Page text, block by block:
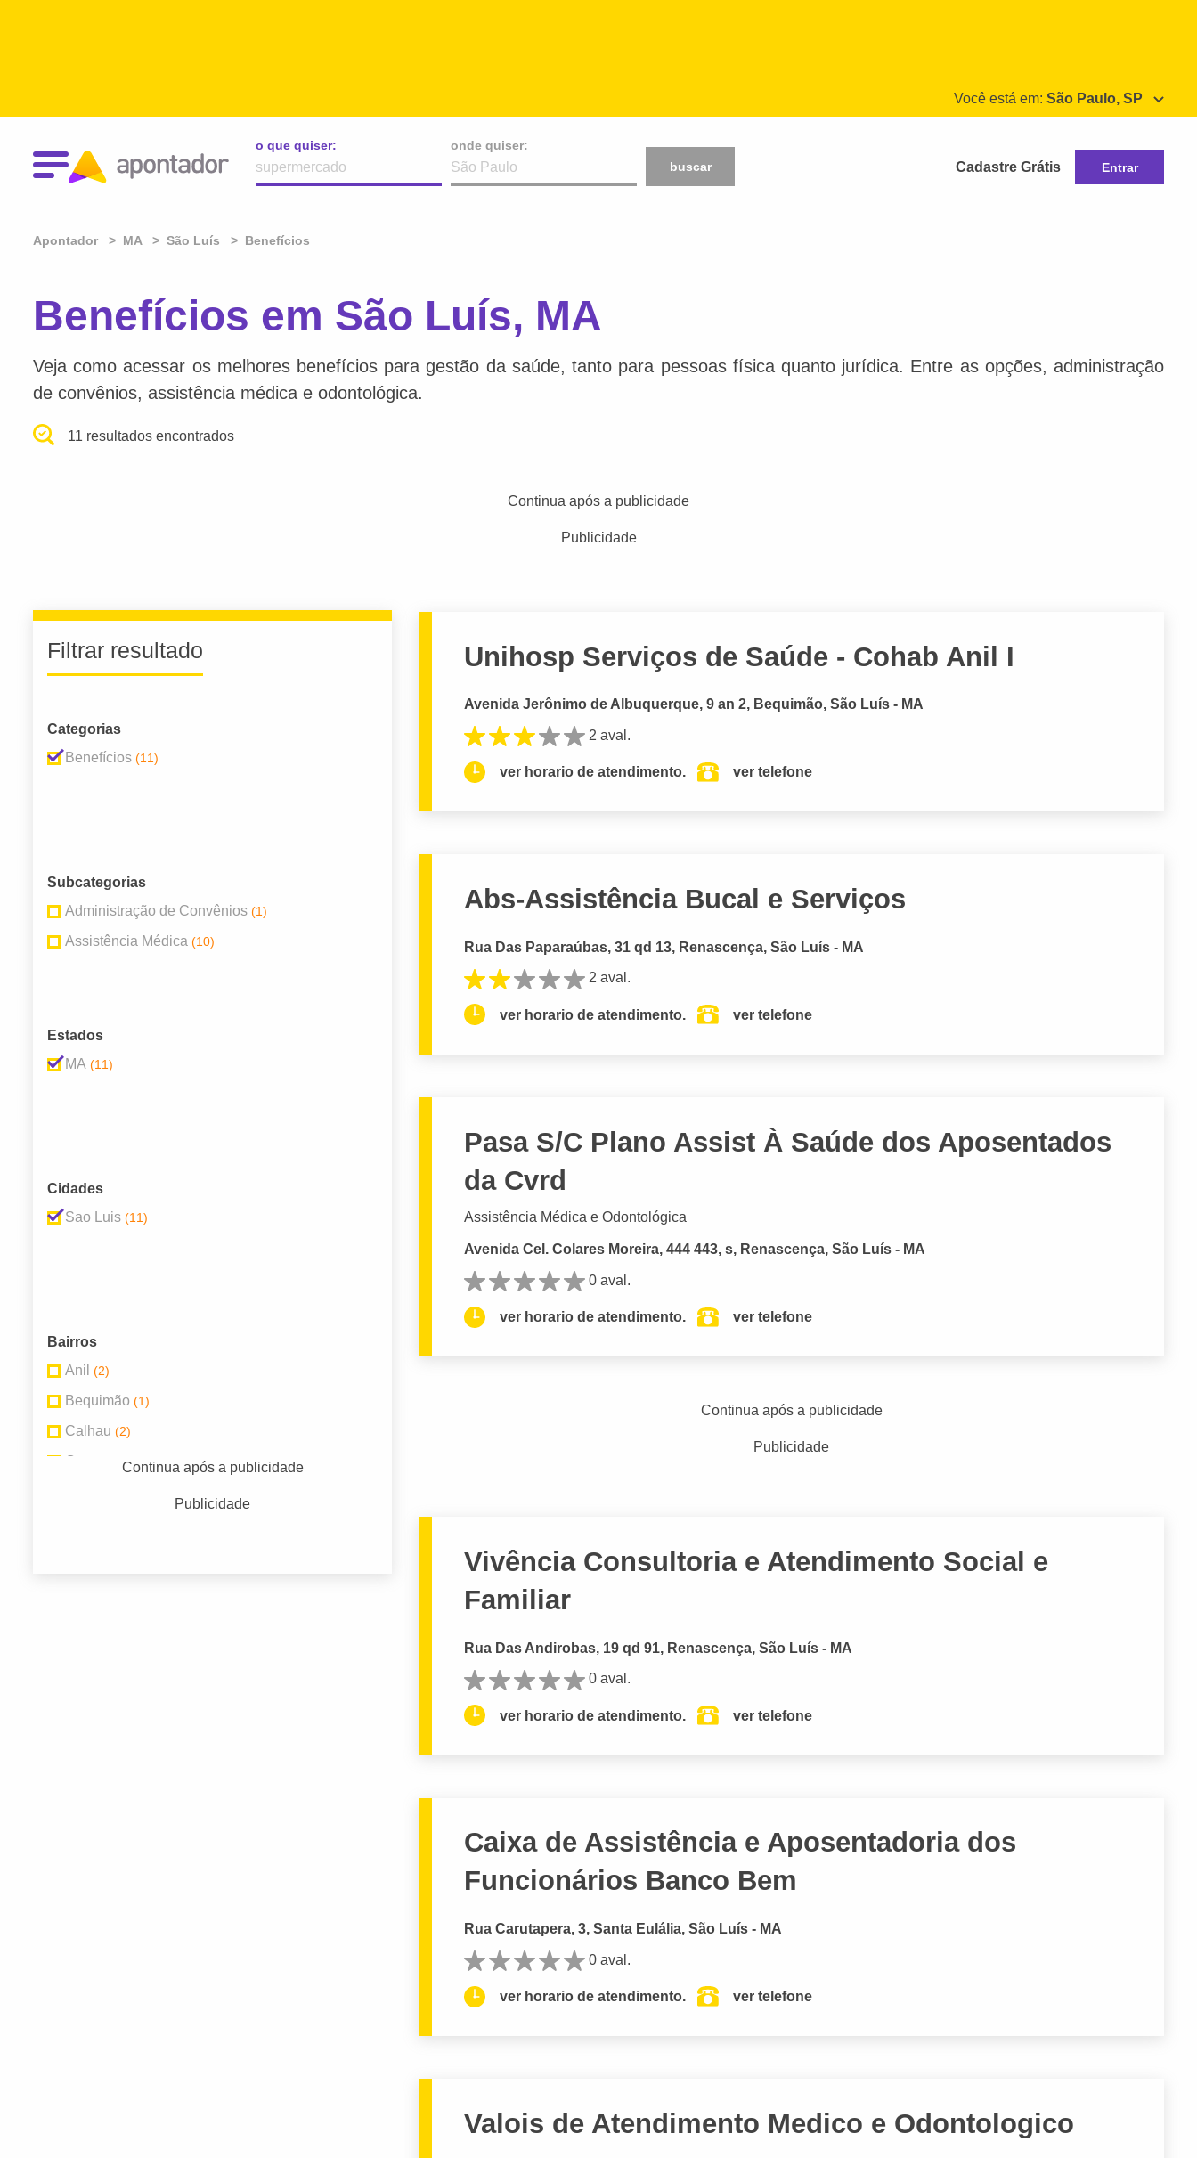
Você está em: São Paulo, SP
o que quiser:
onde quiser:
buscar
Cadastre Grátis Entrar
Apontador MA São Luís Benefícios
Benefícios em São Luís, MA
Veja como acessar os melhores benefícios para gestão da saúde, tanto para pessoas física quanto jurídica. Entre as opções, administração
de convênios, assistência médica e odontológica.
11 resultados encontrados
Continua após a publicidade
Publicidade
Filtrar resultado
Categorias
Benefícios (11)
Subcategorias
Administração de Convênios (1)
Assistência Médica (10)
Estados
MA (11)
Cidades
Sao Luis (11)
Bairros
Anil (2)
Bequimão (1)
Calhau (2)
Centro (1)Continua após a publicidade
Publicidade
Unihosp Serviços de Saúde - Cohab Anil I
Avenida Jerônimo de Albuquerque, 9 an 2, Bequimão, São Luís - MA
2 aval.
ver horario de atendimento. ver telefone
Abs-Assistência Bucal e Serviços
Rua Das Paparaúbas, 31 qd 13, Renascença, São Luís - MA
2 aval.
ver horario de atendimento. ver telefone
Pasa S/C Plano Assist À Saúde dos Aposentados
da Cvrd
Assistência Médica e Odontológica
Avenida Cel. Colares Moreira, 444 443, s, Renascença, São Luís - MA
0 aval.
ver horario de atendimento. ver telefone
Continua após a publicidade
Publicidade
Vivência Consultoria e Atendimento Social e
Familiar
Rua Das Andirobas, 19 qd 91, Renascença, São Luís - MA
0 aval.
ver horario de atendimento. ver telefone
Caixa de Assistência e Aposentadoria dos
Funcionários Banco Bem
Rua Carutapera, 3, Santa Eulália, São Luís - MA
0 aval.
ver horario de atendimento. ver telefone
Valois de Atendimento Medico e Odontologico